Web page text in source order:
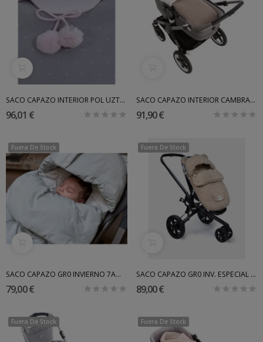
SACO CAPAZO INTERIOR POL UZTURRE
96,01 €
SACO CAPAZO INTERIOR CAMBRASS
91,90 €
Fuera De Stock
SACO CAPAZO GR0 INVIERNO 7AM ENFANT
79,00 €
Fuera De Stock
SACO CAPAZO GR0 INV. ESPECIAL 7AM ENFANT
89,00 €
Fuera De Stock Fuera De Stock